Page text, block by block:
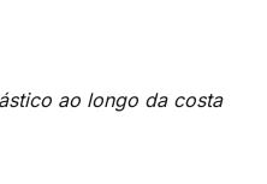
ao longo da costa